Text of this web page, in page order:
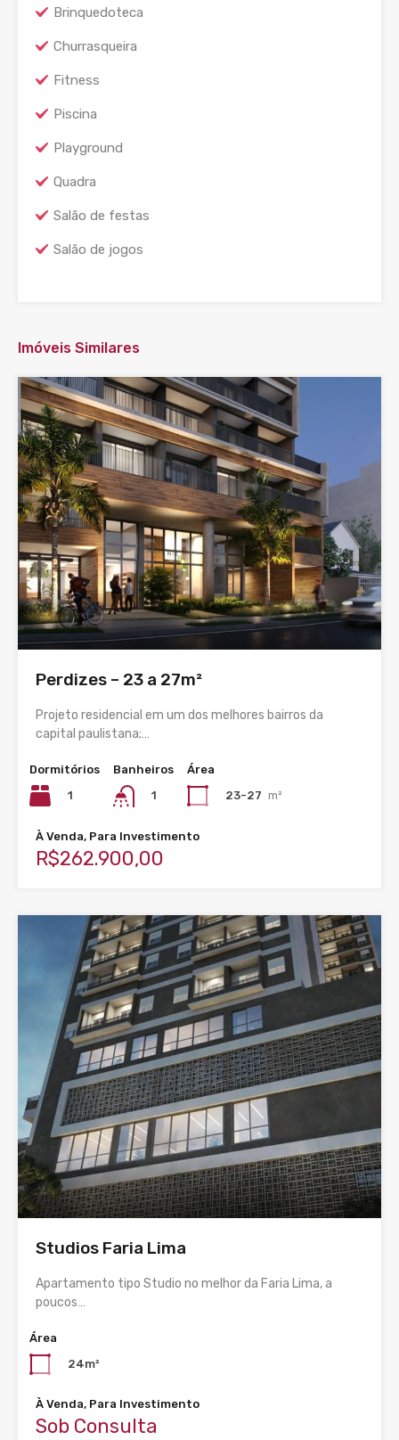
Brinquedoteca
Churrasqueira
Fitness
Piscina
Playground
Quadra
Salão de festas
Salão de jogos
Imóveis Similares
Perdizes – 23 a 27m²
Projeto residencial em um dos melhores bairros da
capital paulistana;…
Dormitórios
1
Banheiros
1
Área
23-27 m²
À Venda, Para Investimento
R$262.900,00
Studios Faria Lima
Apartamento tipo Studio no melhor da Faria Lima, a
poucos…
Área
24m²
À Venda, Para Investimento
Sob Consulta